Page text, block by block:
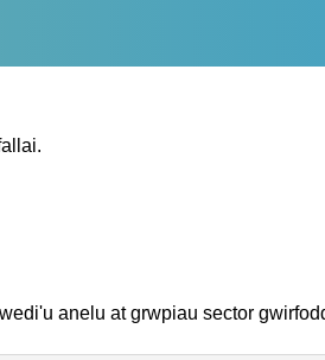
anelu at grwpiau sector